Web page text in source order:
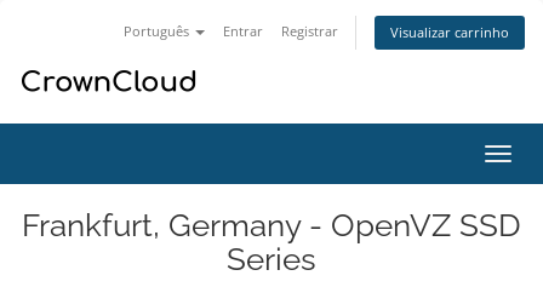
Português Entrar Registrar Visualizar carrinho
Frankfurt, Germany - OpenVZ SSD
Series